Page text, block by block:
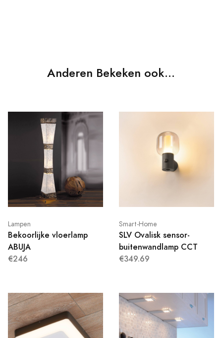
Anderen Bekeken ook...
Lampen
Bekoorlijke vloerlamp
ABUJA
€246
Smart-Home
SLV Ovalisk sensor-
buitenwandlamp CCT
€349.69